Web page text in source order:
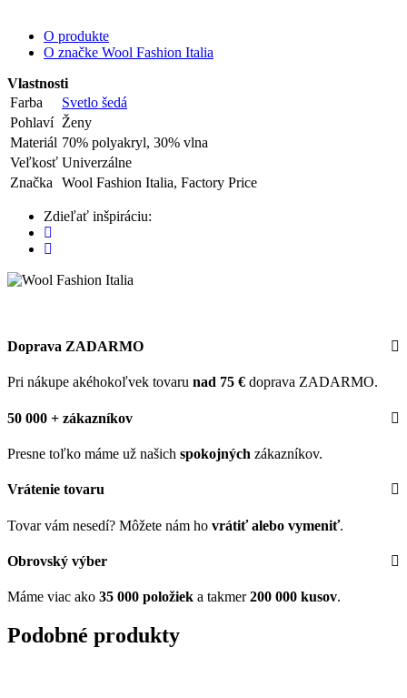
O produkte
O značke Wool Fashion Italia
Vlastnosti
Farba
Svetlo šedá
Pohlaví Ženy
Materiál 70% polyakryl, 30% vlna
Veľkosť Univerzálne
Značka
Wool Fashion Italia, Factory Price
Zdieľať inšpiráciu:
Doprava ZADARMO
Pri nákupe akéhokoľvek tovaru nad 75 € doprava ZADARMO.
50 000 + zákazníkov
Presne toľko máme už našich spokojných zákazníkov.
Vrátenie tovaru
Tovar vám nesedí? Môžete nám ho vrátiť alebo vymeniť.
Obrovský výber
Máme viac ako 35 000 položiek a takmer200 000 kusov.
Podobné produkty